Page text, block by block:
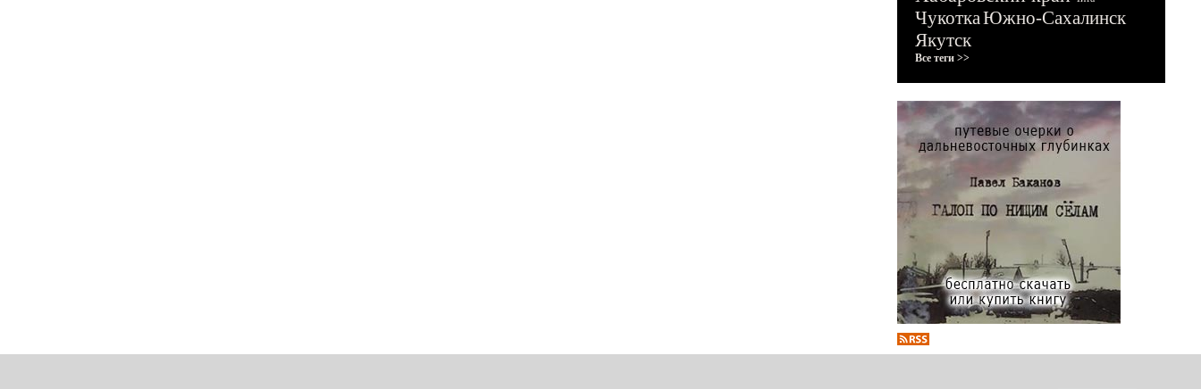
ЧукоткаЮжно-Сахалинск
Якутск
Все теги >>